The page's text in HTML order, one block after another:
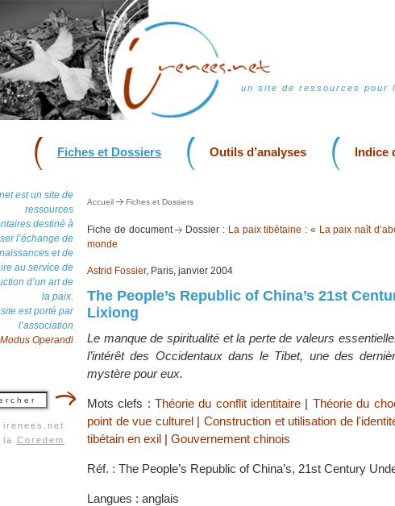
un site de ressources pour
Fiches et Dossiers Outils d’analyses Indice
est un site de
ressources
destiné à
l’échange de
et de
au service de
d’un art de
la paix.
est porté par
l’association
Modus Operandi
irenees.net
la Coredem
Accueil Fiches et Dossiers
Fiche de document Dossier : La paix tibétaine : « La paix naît
monde
Astrid Fossier, Paris, janvier 2004
The People’s Republic of China’s 21st
Lixiong
Le manque de spiritualité et la perte de valeurs
l’intérêt des Occidentaux dans le Tibet, une des
mystère pour eux.
Mots clefs :Théorie du conflit identitaire | Théorie du
point de vue culturel|Construction et utilisation de
tibétain en exil | Gouvernement chinois
Réf. : The People’s Republic of China’s, 21st Century
Langues : anglais